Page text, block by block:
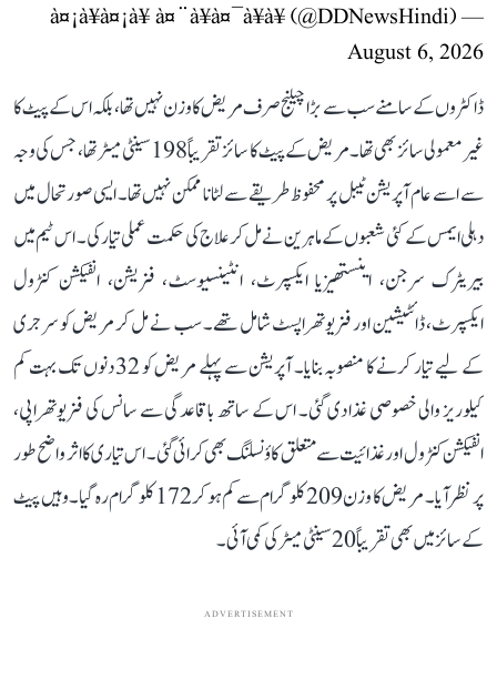
— à¤¡à¥à¤¡à¥ à¤¨à¥à¤¯à¥à¥ (@DDNewsHindi)
August 6, 2026
ڈاکٹروں کے سامنے سب سے بڑا چیلنج صرف مریض کا وزن نہیں تھا، بلکہ اس کے پیٹ کا
غیر معمولی سائز بھی تھا۔ مریض کے پیٹ کا سائز تقریباً 198 سینٹی میٹر تھا، جس کی وجہ
سے اسے عام آپریشن ٹیبل پر محفوظ طریقے سے لٹانا ممکن نہیں تھا۔ ایسی صورتحال میں
دہلی ایمس کے کئی شعبوں کے ماہرین نے مل کر علاج کی حکمت عملی تیار کی۔ اس ٹیم میں
بیریٹرک سرجن، اینستھیزیا ایکسپرٹ، انٹینسیوسٹ، فزیشن، انفیکشن کنٹرول
ایکسپرٹ، ڈائٹیشین اور فزیوتھراپسٹ شامل تھے۔ سب نے مل کر مریض کو سرجری
کے لیے تیار کرنے کا منصوبہ بنایا۔ آپریشن سے پہلے مریض کو 32 دنوں تک بہت کم
کیلوریز والی خصوصی غذا دی گئی۔ اس کے ساتھ باقاعدگی سے سانس کی فزیوتھراپی،
انفیکشن کنٹرول اور غذائیت سے متعلق کاؤنسلنگ بھی کرائی گئی۔ اس تیاری کا اثر واضح طور
پر نظر آیا۔ مریض کا وزن 209 کلوگرام سے کم ہو کر 172 کلوگرام رہ گیا۔ وہیں پیٹ
کے سائز میں بھی تقریباً 20 سینٹی میٹر کی کمی آئی۔
ADVERTISEMENT